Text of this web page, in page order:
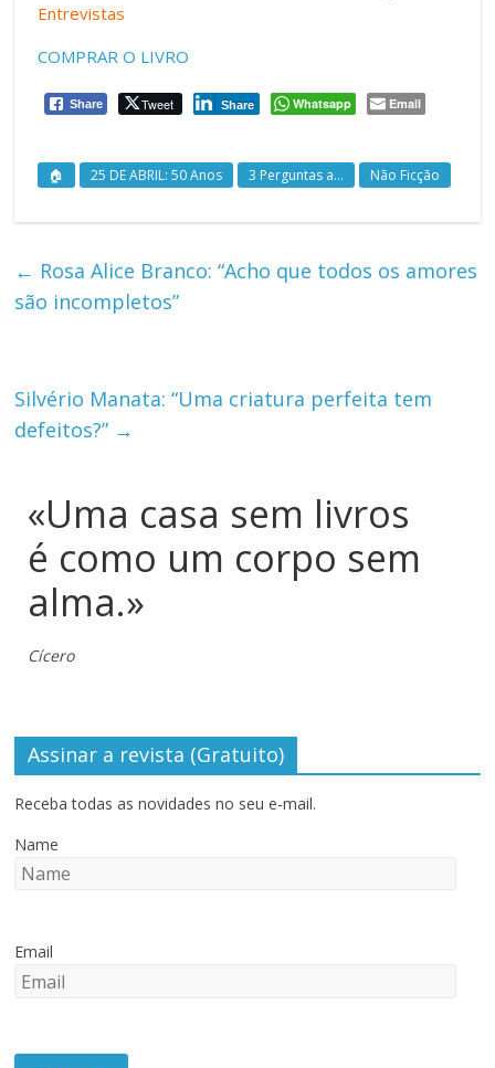
Entrevistas
COMPRAR O LIVRO
Share Tweet Share Whatsapp Email
🏠 25 DE ABRIL: 50 Anos 3 Perguntas a... Não Ficção
← Rosa Alice Branco: “Acho que todos os amores
são incompletos”
Silvério Manata: “Uma criatura perfeita tem
defeitos?” →
«Uma casa sem livros
é como um corpo sem
alma.»
Cícero
Assinar a revista (Gratuito)
Receba todas as novidades no seu e-mail.
Name
Email